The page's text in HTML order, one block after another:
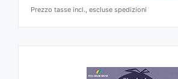
Prezzo tasse incl., escluse spedizioni